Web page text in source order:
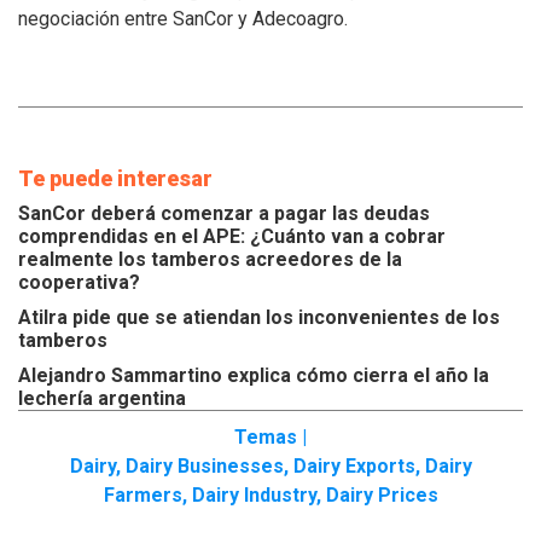
tamberos
negociación entre SanCor y Adecoagro.
Te puede interesar
SanCor deberá comenzar a pagar las deudas
comprendidas en el APE: ¿Cuánto van a cobrar
realmente los tamberos acreedores de la
cooperativa?
Atilra pide que se atiendan los inconvenientes de los
tamberos
Alejandro Sammartino explica cómo cierra el año la
lechería argentina
Temas |
Dairy, Dairy Businesses, Dairy Exports, Dairy
Farmers, Dairy Industry, Dairy Prices